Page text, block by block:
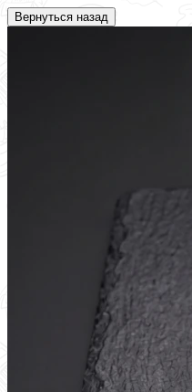
Вернуться назад